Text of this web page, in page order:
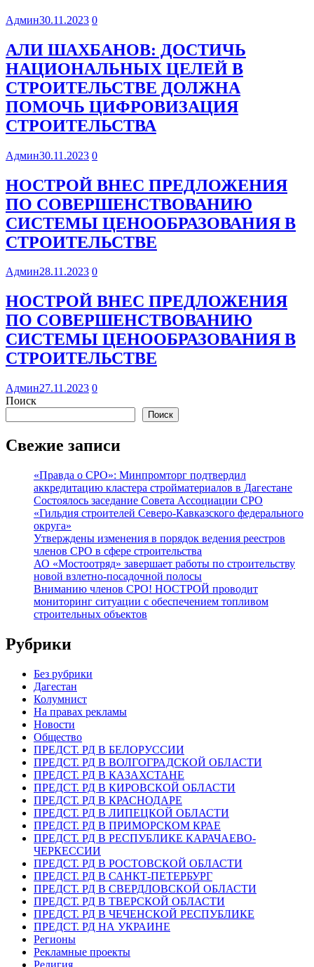
Админ30.11.2023 0
АЛИ ШАХБАНОВ: ДОСТИЧЬ
НАЦИОНАЛЬНЫХ ЦЕЛЕЙ В
СТРОИТЕЛЬСТВЕ ДОЛЖНА
ПОМОЧЬ ЦИФРОВИЗАЦИЯ
СТРОИТЕЛЬСТВА
Админ30.11.2023 0
НОСТРОЙ ВНЕС ПРЕДЛОЖЕНИЯ
ПО СОВЕРШЕНСТВОВАНИЮ
СИСТЕМЫ ЦЕНООБРАЗОВАНИЯ В
СТРОИТЕЛЬСТВЕ
Админ28.11.2023 0
НОСТРОЙ ВНЕС ПРЕДЛОЖЕНИЯ
ПО СОВЕРШЕНСТВОВАНИЮ
СИСТЕМЫ ЦЕНООБРАЗОВАНИЯ В
СТРОИТЕЛЬСТВЕ
Админ27.11.2023 0
Поиск
Поиск
Свежие записи
«Правда о СРО»: Минпромторг подтвердил
аккредитацию кластера стройматериалов в Дагестане
Состоялось заседание Совета Ассоциации СРО
«Гильдия строителей Северо-Кавказского федерального
округа»
Утверждены изменения в порядок ведения реестров
членов СРО в сфере строительства
АО «Мостоотряд» завершает работы по строительству
новой взлетно-посадочной полосы
Вниманию членов СРО! НОСТРОЙ проводит
мониторинг ситуации с обеспечением топливом
строительных объектов
Рубрики
Без рубрики
Дагестан
Колумнист
На правах рекламы
Новости
Общество
ПРЕДСТ. РД В БЕЛОРУССИИ
ПРЕДСТ. РД В ВОЛГОГРАДСКОЙ ОБЛАСТИ
ПРЕДСТ. РД В КАЗАХСТАНЕ
ПРЕДСТ. РД В КИРОВСКОЙ ОБЛАСТИ
ПРЕДСТ. РД В КРАСНОДАРЕ
ПРЕДСТ. РД В ЛИПЕЦКОЙ ОБЛАСТИ
ПРЕДСТ. РД В ПРИМОРСКОМ КРАЕ
ПРЕДСТ. РД В РЕСПУБЛИКЕ КАРАЧАЕВО-
ЧЕРКЕССИИ
ПРЕДСТ. РД В РОСТОВСКОЙ ОБЛАСТИ
ПРЕДСТ. РД В САНКТ-ПЕТЕРБУРГ
ПРЕДСТ. РД В СВЕРДЛОВСКОЙ ОБЛАСТИ
ПРЕДСТ. РД В ТВЕРСКОЙ ОБЛАСТИ
ПРЕДСТ. РД В ЧЕЧЕНСКОЙ РЕСПУБЛИКЕ
ПРЕДСТ. РД НА УКРАИНЕ
Регионы
Рекламные проекты
Религия